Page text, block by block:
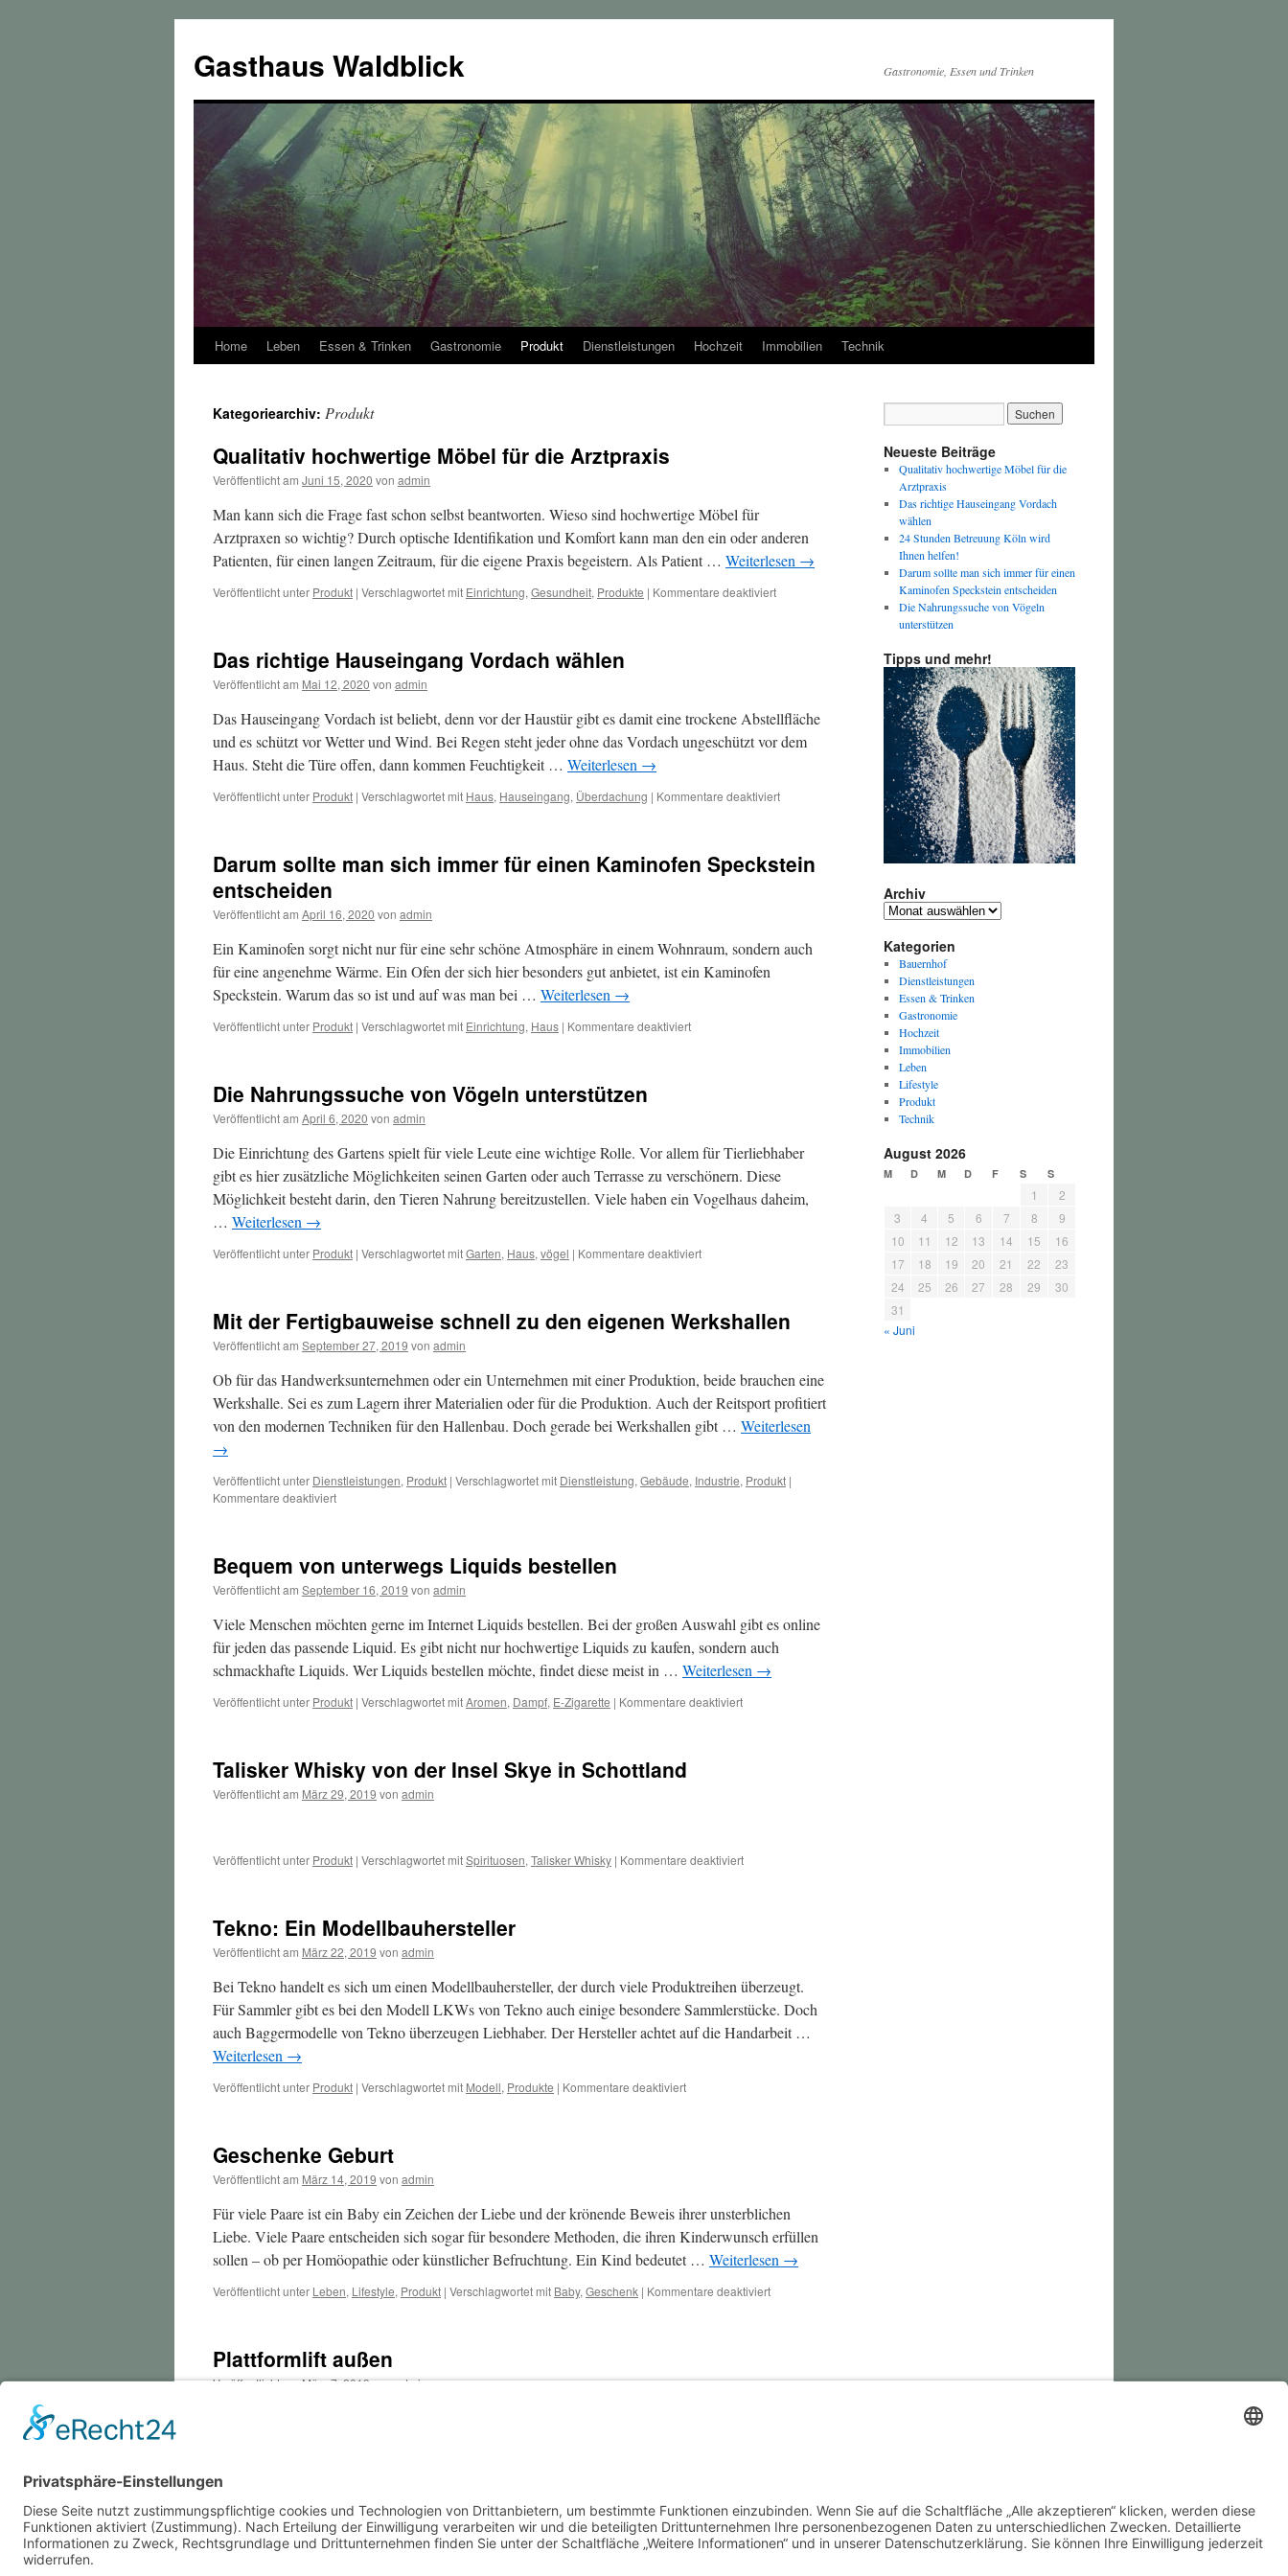
springen
Gasthaus Waldblick Gastronomie, Essen und Trinken
Home Leben Essen & Trinken Gastronomie Produkt Dienstleistungen Hochzeit Immobilien Technik
Kategoriearchiv: Produkt
Qualitativ hochwertige Möbel für die Arztpraxis
Veröffentlicht am Juni 15, 2020 von admin
Man kann sich die Frage fast schon selbst beantworten. Wieso sind hochwertige Möbel für
Arztpraxen so wichtig? Durch optische Identifikation und Komfort kann man den ein oder anderen
Patienten, für einen langen Zeitraum, für die eigene Praxis begeistern. Als Patient … Weiterlesen →
Veröffentlicht unter Produkt | Verschlagwortet mit Einrichtung, Gesundheit, Produkte | Kommentare deaktiviertfür
Das richtige Hauseingang Vordach wählen
Veröffentlicht am Mai 12, 2020 von admin
Das Hauseingang Vordach ist beliebt, denn vor der Haustür gibt es damit eine trockene Abstellfläche
und es schützt vor Wetter und Wind. Bei Regen steht jeder ohne das Vordach ungeschützt vor dem
Haus. Steht die Türe offen, dann kommen Feuchtigkeit … Weiterlesen →
Veröffentlicht unter Produkt | Verschlagwortet mit Haus, Hauseingang, Überdachung | Kommentare deaktiviertfür
Vordach
Darum sollte man sich immer für einen Kaminofen Speckstein
entscheiden
Veröffentlicht am April 16, 2020 von admin
Ein Kaminofen sorgt nicht nur für eine sehr schöne Atmosphäre in einem Wohnraum, sondern auch
für eine angenehme Wärme. Ein Ofen der sich hier besonders gut anbietet, ist ein Kaminofen
Speckstein. Warum das so ist und auf was man bei … Weiterlesen →
Veröffentlicht unter Produkt | Verschlagwortet mit Einrichtung, Haus | Kommentare deaktiviertfür
einen
Kaminofen
Speckstein
entscheiden
Die Nahrungssuche von Vögeln unterstützen
Veröffentlicht am April 6, 2020 von admin
Die Einrichtung des Gartens spielt für viele Leute eine wichtige Rolle. Vor allem für Tierliebhaber
gibt es hier zusätzliche Möglichkeiten seinen Garten oder auch Terrasse zu verschönern. Diese
Möglichkeit besteht darin, den Tieren Nahrung bereitzustellen. Viele haben ein Vogelhaus daheim,
… Weiterlesen →
Veröffentlicht unter Produkt | Verschlagwortet mitGarten, Haus, vögel | Kommentare deaktiviertfür
Vögeln
Mit der Fertigbauweise schnell zu den eigenen Werkshallen
Veröffentlicht am September 27, 2019 von admin
Ob für das Handwerksunternehmen oder ein Unternehmen mit einer Produktion, beide brauchen eine
Werkshalle. Sei es zum Lagern ihrer Materialien oder für die Produktion. Auch der Reitsport profitiert
von den modernen Techniken für den Hallenbau. Doch gerade bei Werkshallen gibt … Weiterlesen
→
Veröffentlicht unter Dienstleistungen, Produkt | Verschlagwortet mit Dienstleistung, Gebäude, Industrie, Produkt |
Kommentare deaktiviertfür
schnell
zu
den
eigenen
Werkshallen
Bequem von unterwegs Liquids bestellen
Veröffentlicht am September 16, 2019 von admin
Viele Menschen möchten gerne im Internet Liquids bestellen. Bei der großen Auswahl gibt es online
für jeden das passende Liquid. Es gibt nicht nur hochwertige Liquids zu kaufen, sondern auch
schmackhafte Liquids. Wer Liquids bestellen möchte, findet diese meist in … Weiterlesen →
Veröffentlicht unter Produkt | Verschlagwortet mitAromen, Dampf, E-Zigarette | Kommentare deaktiviertfür
Talisker Whisky von der Insel Skye in Schottland
Veröffentlicht am März 29, 2019 von admin
Veröffentlicht unter Produkt | Verschlagwortet mitSpirituosen, Talisker Whisky | Kommentare deaktiviertfür
in
Schottland
Tekno: Ein Modellbauhersteller
Veröffentlicht am März 22, 2019 von admin
Bei Tekno handelt es sich um einen Modellbauhersteller, der durch viele Produktreihen überzeugt.
Für Sammler gibt es bei den Modell LKWs von Tekno auch einige besondere Sammlerstücke. Doch
auch Baggermodelle von Tekno überzeugen Liebhaber. Der Hersteller achtet auf die Handarbeit …
Weiterlesen →
Veröffentlicht unter Produkt | Verschlagwortet mit Modell, Produkte | Kommentare deaktiviertfür
Geschenke Geburt
Veröffentlicht am März 14, 2019 von admin
Für viele Paare ist ein Baby ein Zeichen der Liebe und der krönende Beweis ihrer unsterblichen
Liebe. Viele Paare entscheiden sich sogar für besondere Methoden, die ihren Kinderwunsch erfüllen
sollen – ob per Homöopathie oder künstlicher Befruchtung. Ein Kind bedeutet … Weiterlesen →
Veröffentlicht unter Leben, Lifestyle, Produkt | Verschlagwortet mit Baby, Geschenk | Kommentare deaktiviertfür
Plattformlift außen
Veröffentlicht amMärz 7, 2019vonadmin
Neueste Beiträge
Qualitativ hochwertige Möbel für die
Arztpraxis
Das richtige Hauseingang Vordach
wählen
24 Stunden Betreuung Köln wird
Ihnen helfen!
Darum sollte man sich immer für einen
Kaminofen Speckstein entscheiden
Die Nahrungssuche von Vögeln
unterstützen
Tipps und mehr!
Archiv
Archiv
Kategorien
Bauernhof
Dienstleistungen
Essen & Trinken
Gastronomie
Hochzeit
Immobilien
Leben
Lifestyle
Produkt
Technik
August 2026
M D M D F S S
1
2
3
4 5 6 7 8
9
10
11 12 13 14 15
16
17
18 19 20 21 22
23
24
25 26 27 28 29
30
31
« Juni